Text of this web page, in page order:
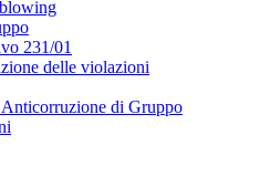
231/01
delle violazioni
di Gruppo